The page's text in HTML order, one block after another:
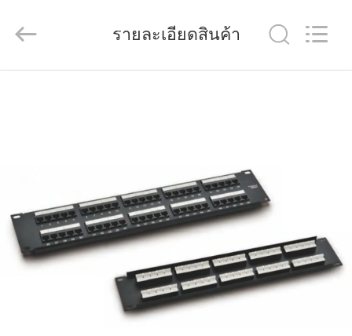
เกี่ยว
กับ
ZION
COMMUNICATION
All
รายละเอียดสินค้า